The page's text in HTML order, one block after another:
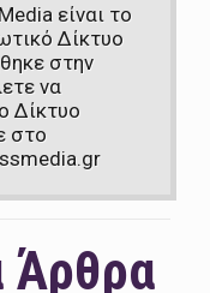
είναι το
Δίκτυο
στην
να
Δίκτυο
στο
Άρθρα